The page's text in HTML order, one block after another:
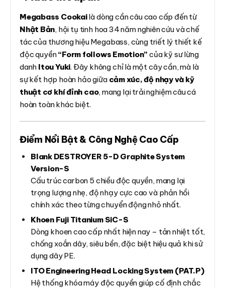
Megabass Cookailà dòng cần câu cao cấp đến từ
Nhật Bản, hội tụ tinh hoa 34 năm nghiên cứu và chế
tác của thương hiệu Megabass, cùng triết lý thiết kế
độc quyền“Form follows Emotion” của kỹ sư lừng
danh Itou Yuki. Đây không chỉ là một cây cần, mà là
sự kết hợp hoàn hảo giữa cảm xúc, độ nhạy và kỹ
thuật cơ khí đỉnh cao, mang lại trải nghiệm câu cá
hoàn toàn khác biệt.
Điểm Nổi Bật & Công Nghệ Cao Cấp
Blank DESTROYER 5-D Graphite System
Version-S
Cấu trúc carbon 5 chiều độc quyền, mang lại
trọng lượng nhẹ, độ nhạy cực cao và phản hồi
chính xác theo từng chuyển động nhỏ nhất.
Khoen Fuji Titanium SiC-S
Dòng khoen cao cấp nhất hiện nay – tản nhiệt tốt,
chống xoắn dây, siêu bền, đặc biệt hiệu quả khi sử
dụng dây PE.
ITO Engineering Head Locking System (PAT.P)
Hệ thống khóa máy độc quyền giúp cố định chắc